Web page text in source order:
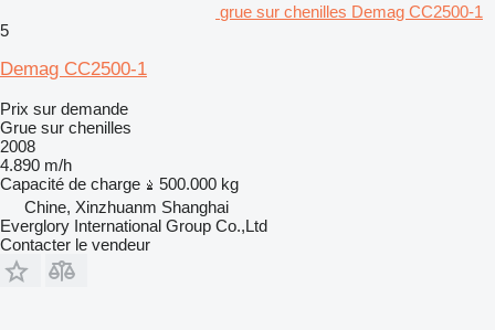
grue sur chenilles Demag CC2500-1
5
Demag CC2500-1
Prix sur demande
Grue sur chenilles
2008
4.890 m/h
Capacité de charge
500.000 kg
Chine, Xinzhuanm Shanghai
Everglory International Group Co.,Ltd
Contacter le vendeur